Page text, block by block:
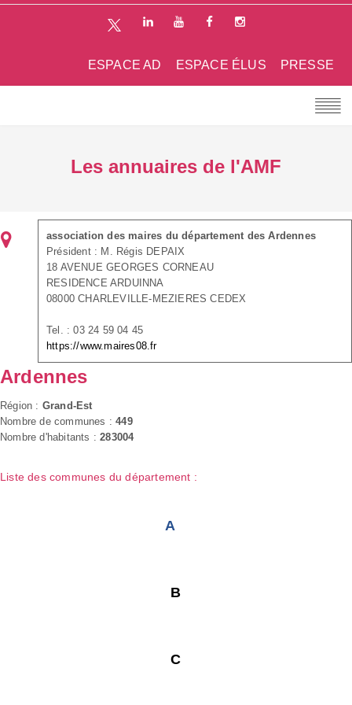
PRESSE
ESPACE ÉLUS
ESPACE AD
Les annuaires de l'AMF
association des maires du département des Ardennes
Président : M. Régis DEPAIX
18 AVENUE GEORGES CORNEAU
RESIDENCE ARDUINNA
08000 CHARLEVILLE-MEZIERES CEDEX
Tel. : 03 24 59 04 45
https://www.maires08.fr
Ardennes
Région : Grand-Est
Nombre de communes :449
Nombre d'habitants :283004
Liste des communes du département :
A
B
C